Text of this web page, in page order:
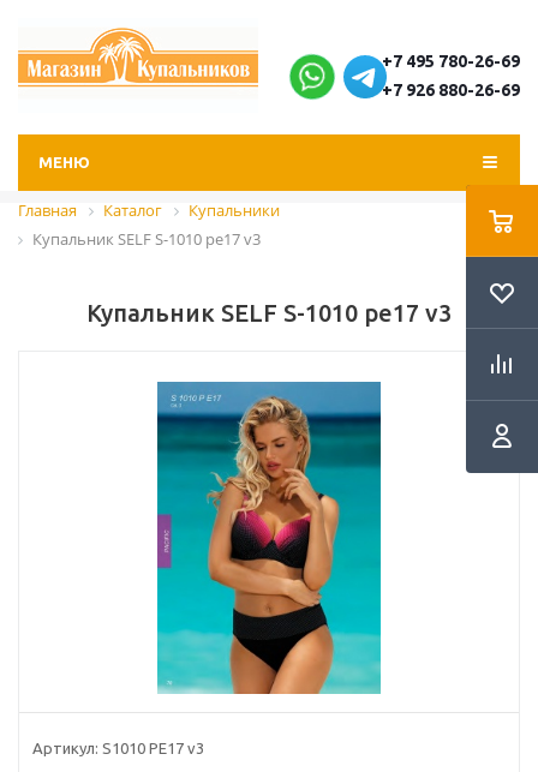
+7 495 780-26-69
+7 926 880-26-69
МЕНЮ
Главная Каталог
Купальники
Купальник SELF S-1010 pe17 v3
Купальник SELF S-1010 pe17 v3
Артикул: S1010 PE17 v3